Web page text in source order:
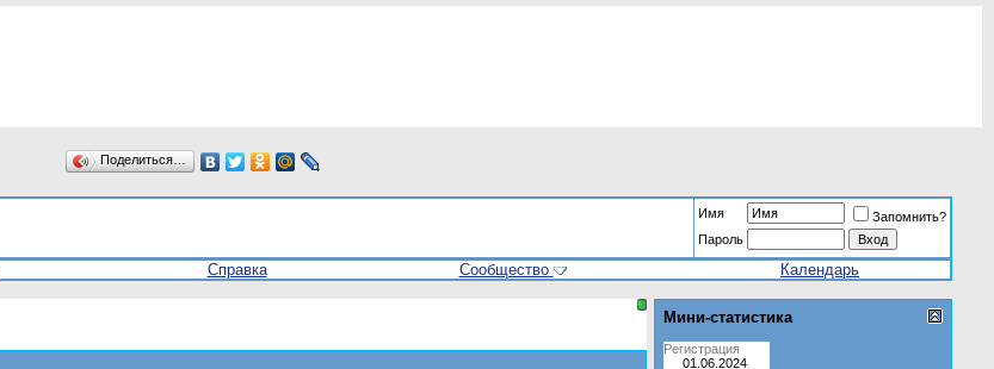
Поделиться…
Имя
Запомнить?
Пароль
Справка Сообщество Календарь
Мини-статистика
Регистрация
01.06.2024